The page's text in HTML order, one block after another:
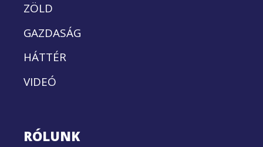
ZÖLD
GAZDASÁG
HÁTTÉR
VIDEÓ
RÓLUNK